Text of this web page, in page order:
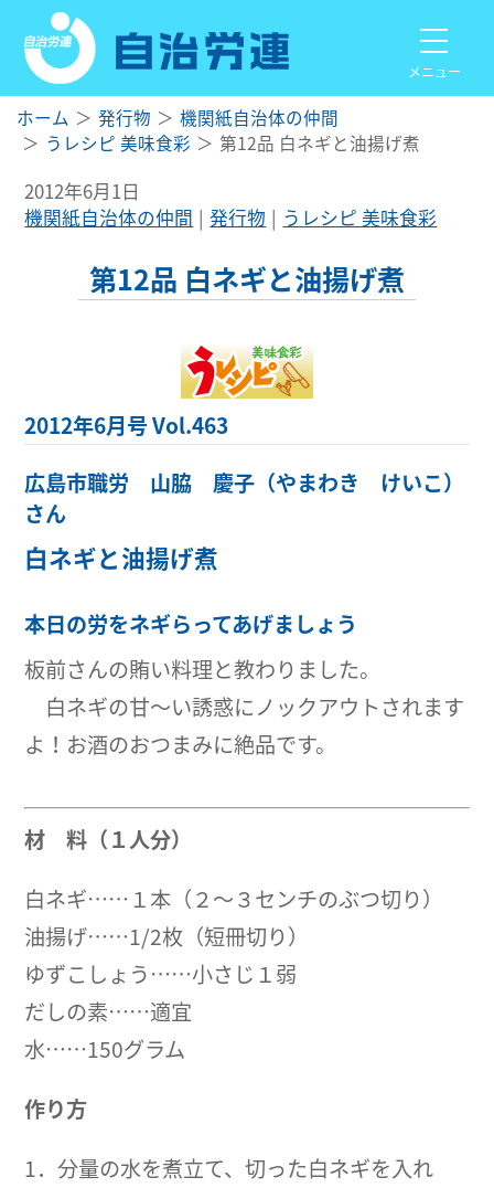
メニュー
ホーム 発行物
機関紙自治体の仲間
うレシピ 美味食彩
第12品 白ネギと油揚げ煮
2012年6月1日
機関紙自治体の仲間
発行物 うレシピ 美味食彩
第12品 白ネギと油揚げ煮
2012年6月号 Vol.463
広島市職労 山脇 慶子（やまわき けいこ）
さん
白ネギと油揚げ煮
本日の労をネギらってあげましょう
板前さんの賄い料理と教わりました。
白ネギの甘〜い誘惑にノックアウトされます
よ！お酒のおつまみに絶品です。
材 料（１人分）
白ネギ……１本（２〜３センチのぶつ切り）
油揚げ……1/2枚（短冊切り）
ゆずこしょう……小さじ１弱
だしの素……適宜
水……150グラム
作り方
1．分量の水を煮立て、切った白ネギを入れ